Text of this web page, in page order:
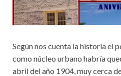
Según nos cuenta la historia el
como núcleo urbano habría
abril del año 1904, muy cerca